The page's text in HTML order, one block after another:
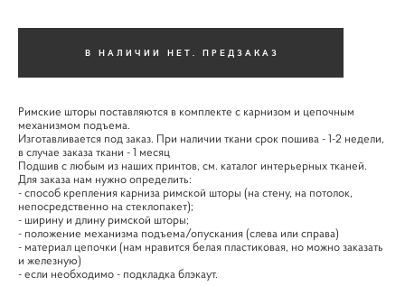
В НАЛИЧИИ НЕТ. ПРЕДЗАКАЗ
Римские шторы поставляются в комплекте с карнизом и цепочным
механизмом подъема.
Изготавливается под заказ. При наличии ткани срок пошива - 1-2 недели,
в случае заказа ткани - 1 месяц
Подшив с любым из наших принтов, см. каталог интерьерных тканей.
Для заказа нам нужно определить:
- способ крепления карниза римской шторы (на стену, на потолок,
непосредственно на стеклопакет);
- ширину и длину римской шторы;
- положение механизма подъема/опускания (слева или справа)
- материал цепочки (нам нравится белая пластиковая, но можно заказать
и железную)
- если необходимо - подкладка блэкаут.